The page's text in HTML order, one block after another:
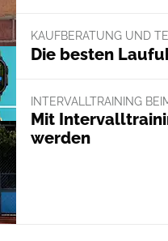
KAUFBERATUNG UND
Die besten
INTERVALLTRAINING
Mit
werden